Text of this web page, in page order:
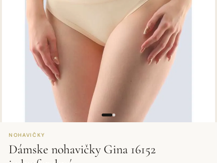
NOHAVIČKY
Dámske nohavičky Gina 16152